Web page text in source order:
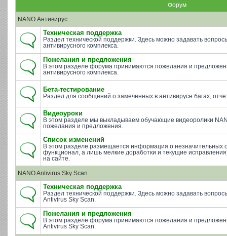
Форум
NANO Антивирус
Техническая поддержка
Раздел технической поддержки. Здесь можно задавать
антивирусного комплекса.
Пожелания и предложения
В этом разделе форума принимаются пожелания и
антивирусного комплекса.
Бета-тестирование
Раздел для сообщений о замеченных в антивирусе багах,
Видеоуроки
В этом разделе мы выкладываем обучающие видеоролики
пожелания и предложения.
Список изменений
В этом разделе размещается информация о незначительных
функционал, а лишь мелкие доработки и текущие
на сайте.
NANO Antivirus Sky Scan
Техническая поддержка
Раздел технической поддержки. Здесь можно задавать
Antivirus Sky Scan.
Пожелания и предложения
В этом разделе форума принимаются пожелания и
Antivirus Sky Scan.